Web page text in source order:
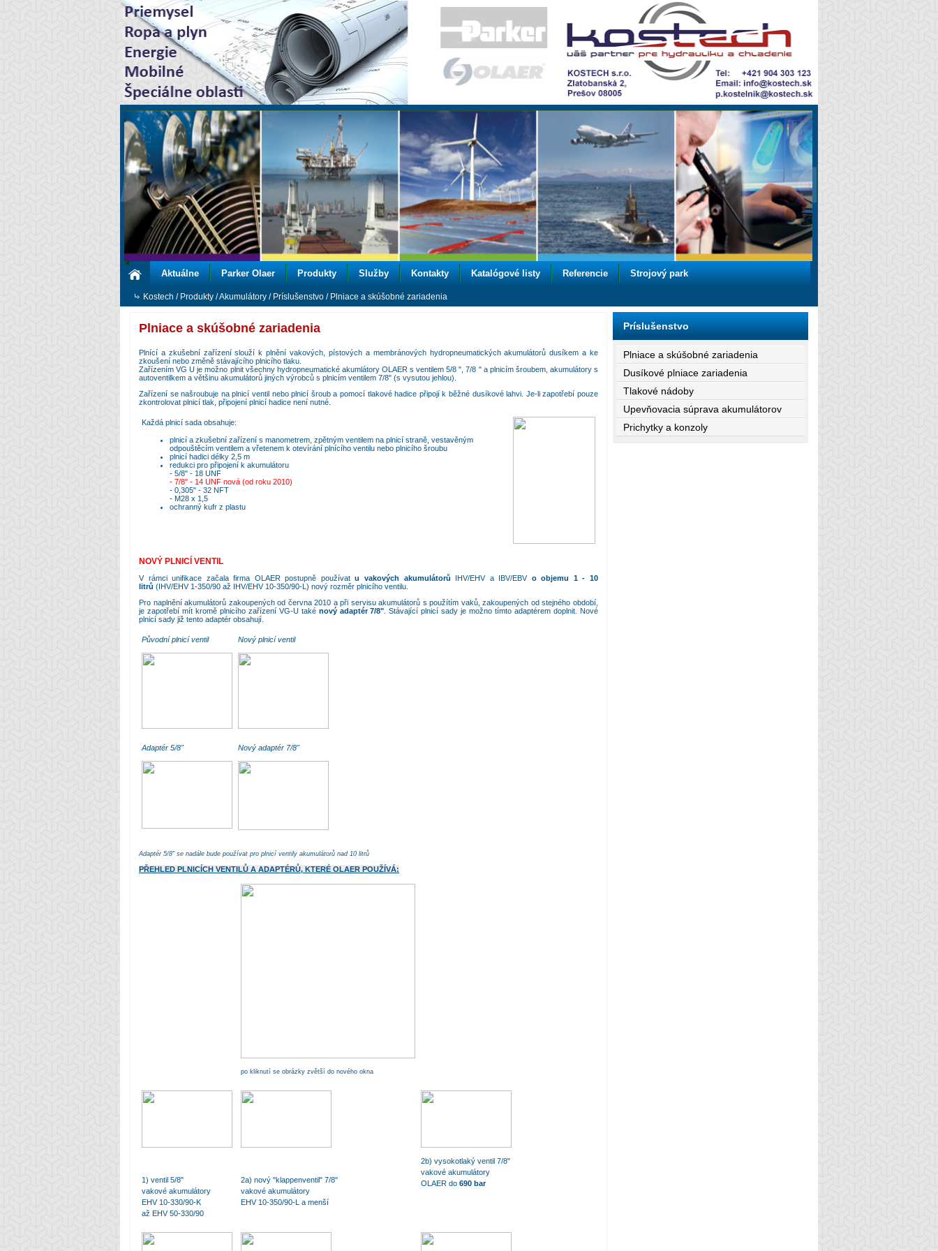
Aktuálne Parker Olaer Produkty Služby Kontakty Katalógové listy Referencie Strojový park
Kostech / Produkty /Akumulátory / Príslušenstvo / Plniace a skúšobné zariadenia
Plniace a skúšobné zariadenia
Plnící a zkušební zařízení slouží k plnění vakových, pístových a membránových hydropneumatických akumulátorů dusíkem a ke
zkoušení nebo změně stávajícího plnicího tlaku.
Zařízením VG U je možno plnit všechny hydropneumatické akumlátory OLAER s ventilem 5/8 ", 7/8 " a plnicím šroubem, akumulátory s
autoventilkem a většinu akumulátorů jiných výrobců s plnicím ventilem 7/8" (s vysutou jehlou).
Zařízení se našroubuje na plnicí ventil nebo plnicí šroub a pomocí tlakové hadice připojí k běžné dusíkové lahvi. Je-li zapotřebí pouze
zkontrolovat plnicí tlak, připojení plnicí hadice není nutné.
Každá plnicí sada obsahuje:
plnicí a zkušební zařízení s manometrem, zpětným ventilem na plnicí straně, vestavěným
odpouštěcím ventilem a vřetenem k otevírání plnícího ventilu nebo plnicího šroubu
plnicí hadici délky 2,5 m
redukci pro připojení k akumulátoru
- 5/8" - 18 UNF
- 7/8" - 14 UNF nová (od roku 2010)
- 0,305" - 32 NFT
- M28 x 1,5
ochranný kufr z plastu
NOVÝ PLNICÍ VENTIL
V rámci unifikace začala firma OLAER postupně používatu vakových akumulátorů IHV/EHV a IBV/EBV o objemu 1 - 10
litrů (IHV/EHV 1-350/90 až IHV/EHV 10-350/90-L) nový rozměr plnicího ventilu.
Pro naplnění akumulátorů zakoupených od června 2010 a při servisu akumulátorů s použítím vaků, zakoupených od stejného období,
je zapotřebí mít kromě plnicího zařízení VG-U takénový adaptér 7/8" . Stávající plnicí sady je možno tímto adaptérem doplnit. Nové
plnicí sady již tento adaptér obsahují.
Původní plnicí ventil Nový plnicí ventil
Adaptér 5/8" Nový adaptér 7/8"
Adaptér 5/8" se nadále bude používat pro plnicí ventily akumulátorů nad 10 litrů
PŘEHLED PLNICÍCH VENTILŮ A ADAPTÉRŮ, KTERÉ OLAER POUŽÍVÁ:
po kliknutí se obrázky zvětší do nového okna
1) ventil 5/8"
vakové akumulátory
EHV 10-330/90-K
až EHV 50-330/90
2a) nový "klappenventil" 7/8"
vakové akumulátory
EHV 10-350/90-L a menší
2b) vysokotlaký ventil 7/8"
vakové akumulátory
OLAER do 690 bar
Príslušenstvo
Plniace a skúšobné zariadenia
Dusíkové plniace zariadenia
Tlakové nádoby
Upevňovacia súprava akumulátorov
Prichytky a konzoly